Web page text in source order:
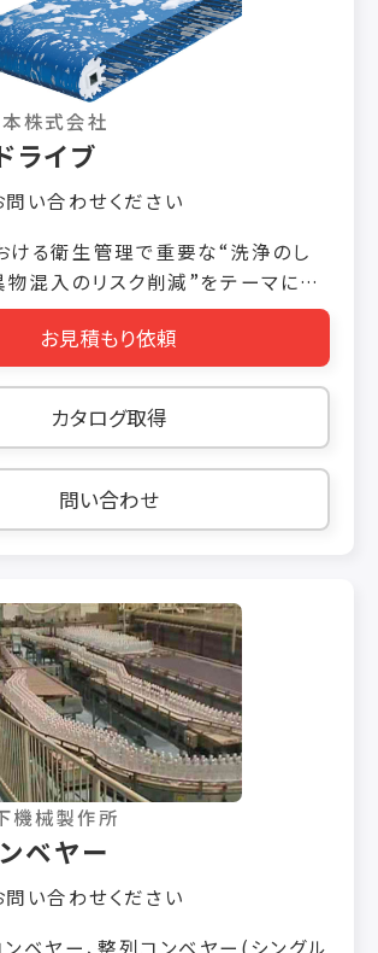
株式会社
ライブ
問い合わせください
ける衛生管理で重要な“洗浄のし
物混入のリスク削減”をテーマにハ
した食品用途向けベルトです。
お見積もり依頼
カタログ取得
問い合わせ
機械製作所
ベヤー
問い合わせください
ベヤー、整列コンベヤー(シングル